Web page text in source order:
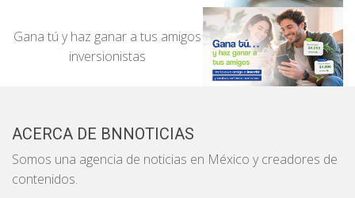
Gana tú y haz ganar a tus amigos
inversionistas
ACERCA DE BNNOTICIAS
Somos una agencia de noticias en México y creadores de
contenidos.